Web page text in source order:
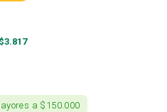
3.817
a $150.000